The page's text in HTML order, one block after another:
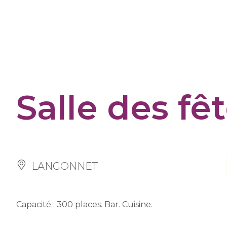
Salle des
LANGONNET
Capacité : 300 places. Bar. Cuisine.